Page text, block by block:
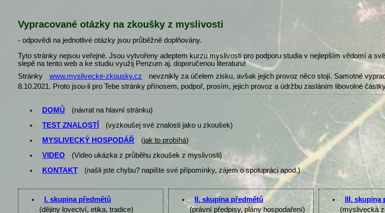
Vypracované otázky na zkoušky z myslivosti
- odpovědi na jednotlivé otázky jsou průběžně doplňovány.
Tyto stránky nejsou veřejné. Jsou vytvořeny adeptem kurzu myslivosti pro podporu studia v nejlepším vědomí a
slepě na tento web a ke studiu využij Penzum aj. doporučenou literaturu!
Stránky
www.myslivecke-zkousky.cz
nevznikly za účelem zisku, avšak jejich provoz něco stojí. Samotné
8.10.2021. Proto jsou-li pro Tebe stránky přínosem, podpoř, prosím, jejich provoz a údržbu zasláním libovolné
DOMŮ
(návrat na hlavní stránku)
TEST ZNALOSTÍ
(vyzkoušej své znalosti jako u zkoušek)
MYSLIVECKÝ HOSPODÁŘ
(jak to probíhá)
VIDEO
(Video ukázka z průběhu zkoušek z myslivosti)
KONTAKT
(našli jste chybu? napište své připomínky, zájem o spolupráci apod.)
I. skupina předmětů
(dějiny lovectví, etika, tradice)
II. skupina předmětů
(právní předpisy, plány hospodaření)
III.
(myslivecká